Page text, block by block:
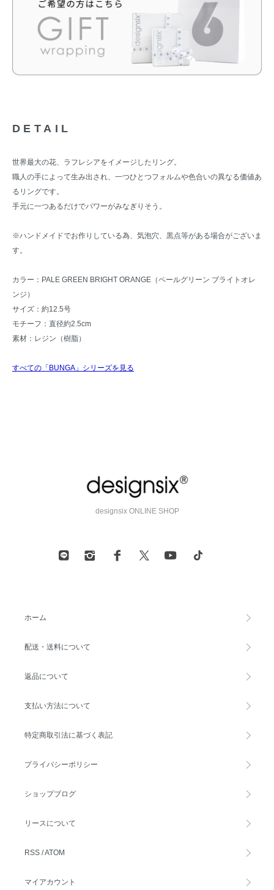
DETAIL
世界最大の花、ラフレシアをイメージしたリング。
職人の手によって生み出され、一つひとつフォルムや色合いの異なる価値あ
るリングです。
手元に一つあるだけでパワーがみなぎりそう。
※ハンドメイドでお作りしている為、気泡穴、黒点等がある場合がございま
す。
カラー：PALE GREEN BRIGHT ORANGE（ペールグリーン ブライトオレ
ンジ）
サイズ：約12.5号
モチーフ：直径約2.5cm
素材：レジン（樹脂）
すべての「BUNGA」シリーズを見る
designsix ONLINE SHOP
ホーム
配送・送料について
返品について
支払い方法について
特定商取引法に基づく表記
プライバシーポリシー
ショップブログ
リースについて
RSS /ATOM
マイアカウント